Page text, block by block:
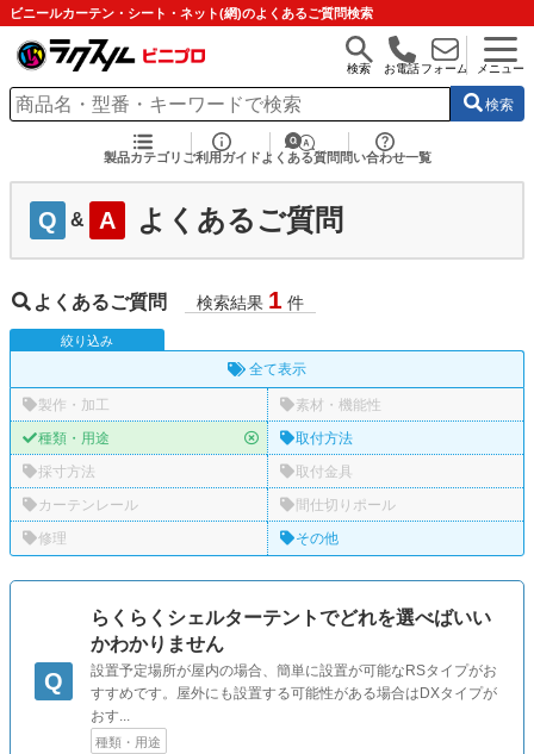
ビニールカーテン・シート・ネット(網)のよくあるご質問検索
検索 お電話フォーム メニュー
検索
製品カテゴリ ご利用ガイド よくある質問 問い合わせ一覧
Q & A よくあるご質問
よくあるご質問 検索結果 1 件
絞り込み
全て表示
製作・加工
素材・機能性
種類・用途
取付方法
採寸方法
取付金具
カーテンレール
間仕切りポール
修理
その他
Q
らくらくシェルターテントでどれを選べばいい
かわかりません
設置予定場所が屋内の場合、簡単に設置が可能なRSタイプがお
すすめです。屋外にも設置する可能性がある場合はDXタイプが
おす...
種類・用途